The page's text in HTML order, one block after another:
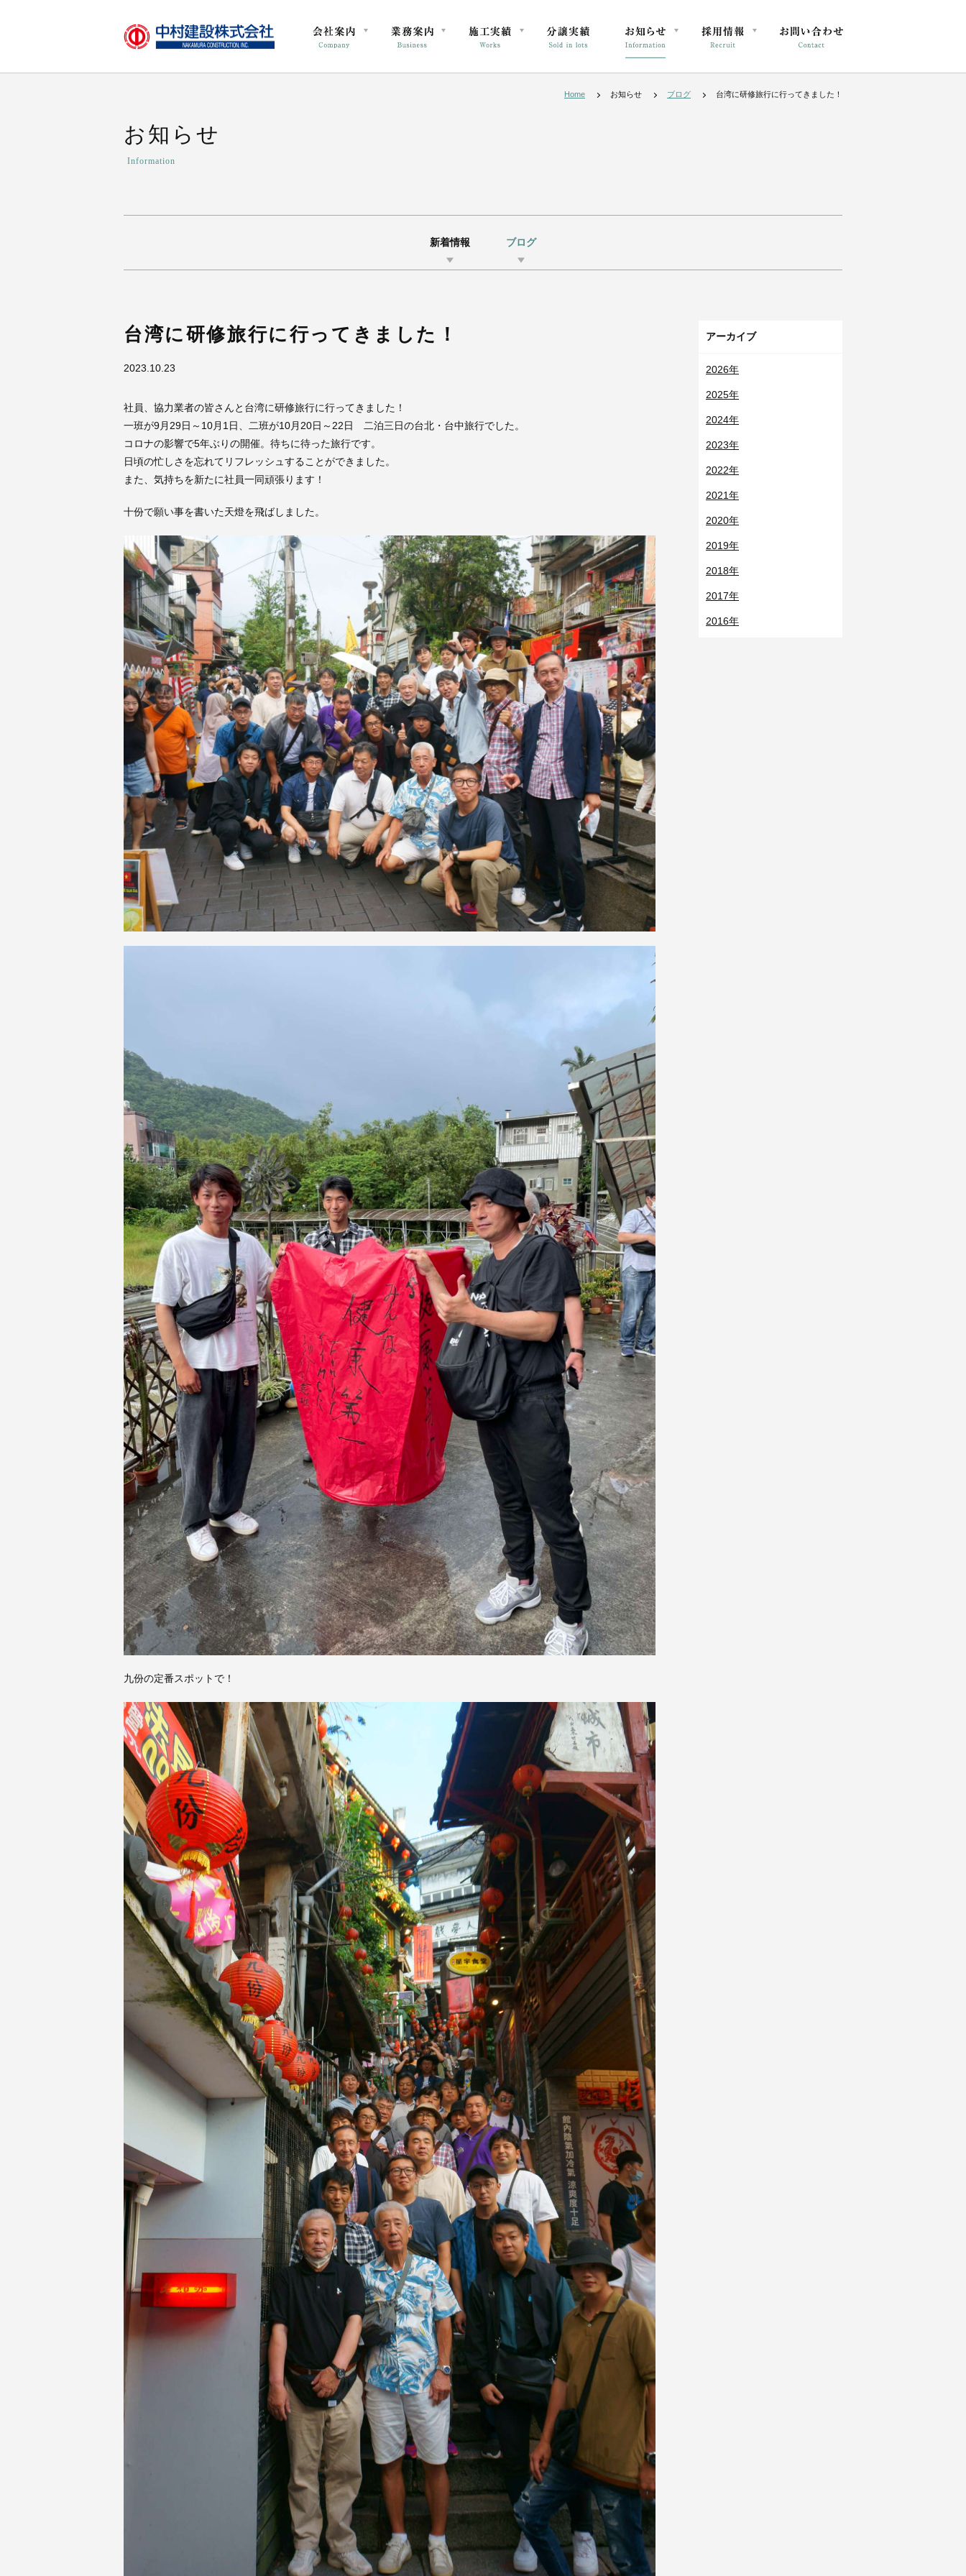
Home お知らせ ブログ 台湾に研修旅行に行ってきました！
お知らせ
Information
新着情報 ブログ
台湾に研修旅行に行ってきました！
2023.10.23
社員、協力業者の皆さんと台湾に研修旅行に行ってきました！
一班が9月29日～10月1日、二班が10月20日～22日 二泊三日の台北・台中旅行でした。
コロナの影響で5年ぶりの開催。待ちに待った旅行です。
日頃の忙しさを忘れてリフレッシュすることができました。
また、気持ちを新たに社員一同頑張ります！
十份で願い事を書いた天燈を飛ばしました。
九份の定番スポットで！
アーカイブ
2026年
2025年
2024年
2023年
2022年
2021年
2020年
2019年
2018年
2017年
2016年